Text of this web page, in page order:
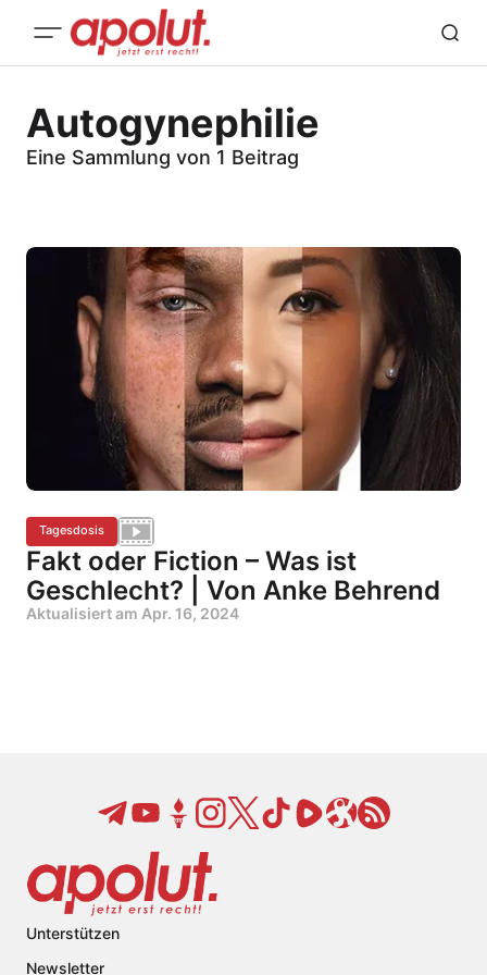
Autogynephilie
Eine Sammlung von 1 Beitrag
Tagesdosis
Fakt oder Fiction – Was ist
Geschlecht? | Von Anke Behrend
Aktualisiert am Apr. 16, 2024
Unterstützen
Newsletter